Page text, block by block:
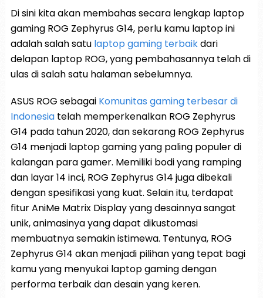
Di sini kita akan membahas secara lengkap laptop
gaming ROG Zephyrus G14, perlu kamu laptop ini
adalah salah satu laptop gaming terbaikdari
delapan laptop ROG, yang pembahasannya telah di
ulas di salah satu halaman sebelumnya.
ASUS ROG sebagai Komunitas gaming terbesar di
Indonesiatelah memperkenalkan ROG Zephyrus
G14 pada tahun 2020, dan sekarang ROG Zephyrus
G14 menjadi laptop gaming yang paling populer di
kalangan para gamer. Memiliki bodi yang ramping
dan layar 14 inci, ROG Zephyrus G14 juga dibekali
dengan spesifikasi yang kuat. Selain itu, terdapat
fitur AniMe Matrix Display yang desainnya sangat
unik, animasinya yang dapat dikustomasi
membuatnya semakin istimewa. Tentunya, ROG
Zephyrus G14 akan menjadi pilihan yang tepat bagi
kamu yang menyukai laptop gaming dengan
performa terbaik dan desain yang keren.